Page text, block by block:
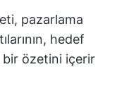
pazarlama
hedef
bir özetini içerir